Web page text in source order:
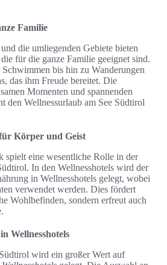
Familie
die umliegenden Gebiete bieten
für die ganze Familie geeignet sind.
bis hin zu Wanderungen
das ihm Freude bereitet. Die
Momenten und spannenden
den Wellnessurlaub am See Südtirol
Körper und Geist
spielt eine wesentliche Rolle in der
In den Wellnesshotels wird der
in Wellnesshotels gelegt, wobei
verwendet werden. Dies fördert
Wohlbefinden, sondern erfreut auch
Wellnesshotels
wird ein großer Wert auf